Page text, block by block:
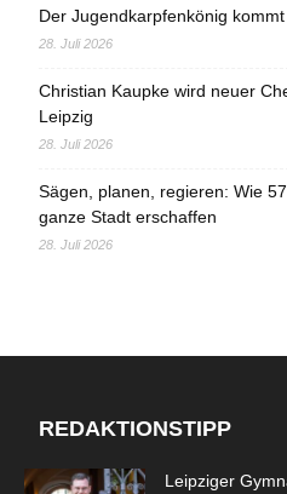
Der Jugendkarpfenkönig
28. Juli 2026
Christian Kaupke wird neuer
Leipzig
28. Juli 2026
Sägen, planen, regieren: Wie
ganze Stadt erschaffen
28. Juli 2026
REDAKTIONSTIPP
Leipziger